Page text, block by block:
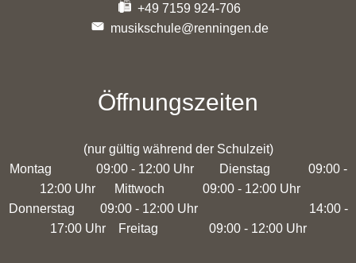
+49 7159 924-706
musikschule@renningen.de
Öffnungszeiten
(nur gültig während der Schulzeit)
Montag 09:00 - 12:00 Uhr Dienstag 09:00 -
12:00 Uhr Mittwoch 09:00 - 12:00 Uhr
Donnerstag 09:00 - 12:00 Uhr 14:00 -
17:00 Uhr Freitag 09:00 - 12:00 Uhr